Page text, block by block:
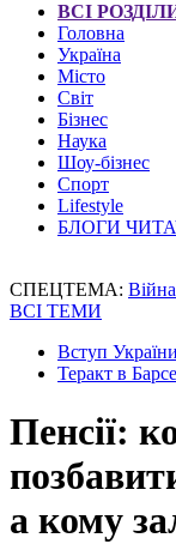
ВСІ
Головна
Україна
Місто
Світ
Бізнес
Наука
Шоу-бізнес
Спорт
Lifestyle
БЛОГИ
СПЕЦТЕМА: Війна
ВСІ ТЕМИ
Вступ
Теракт в
Пенсії:
а кому